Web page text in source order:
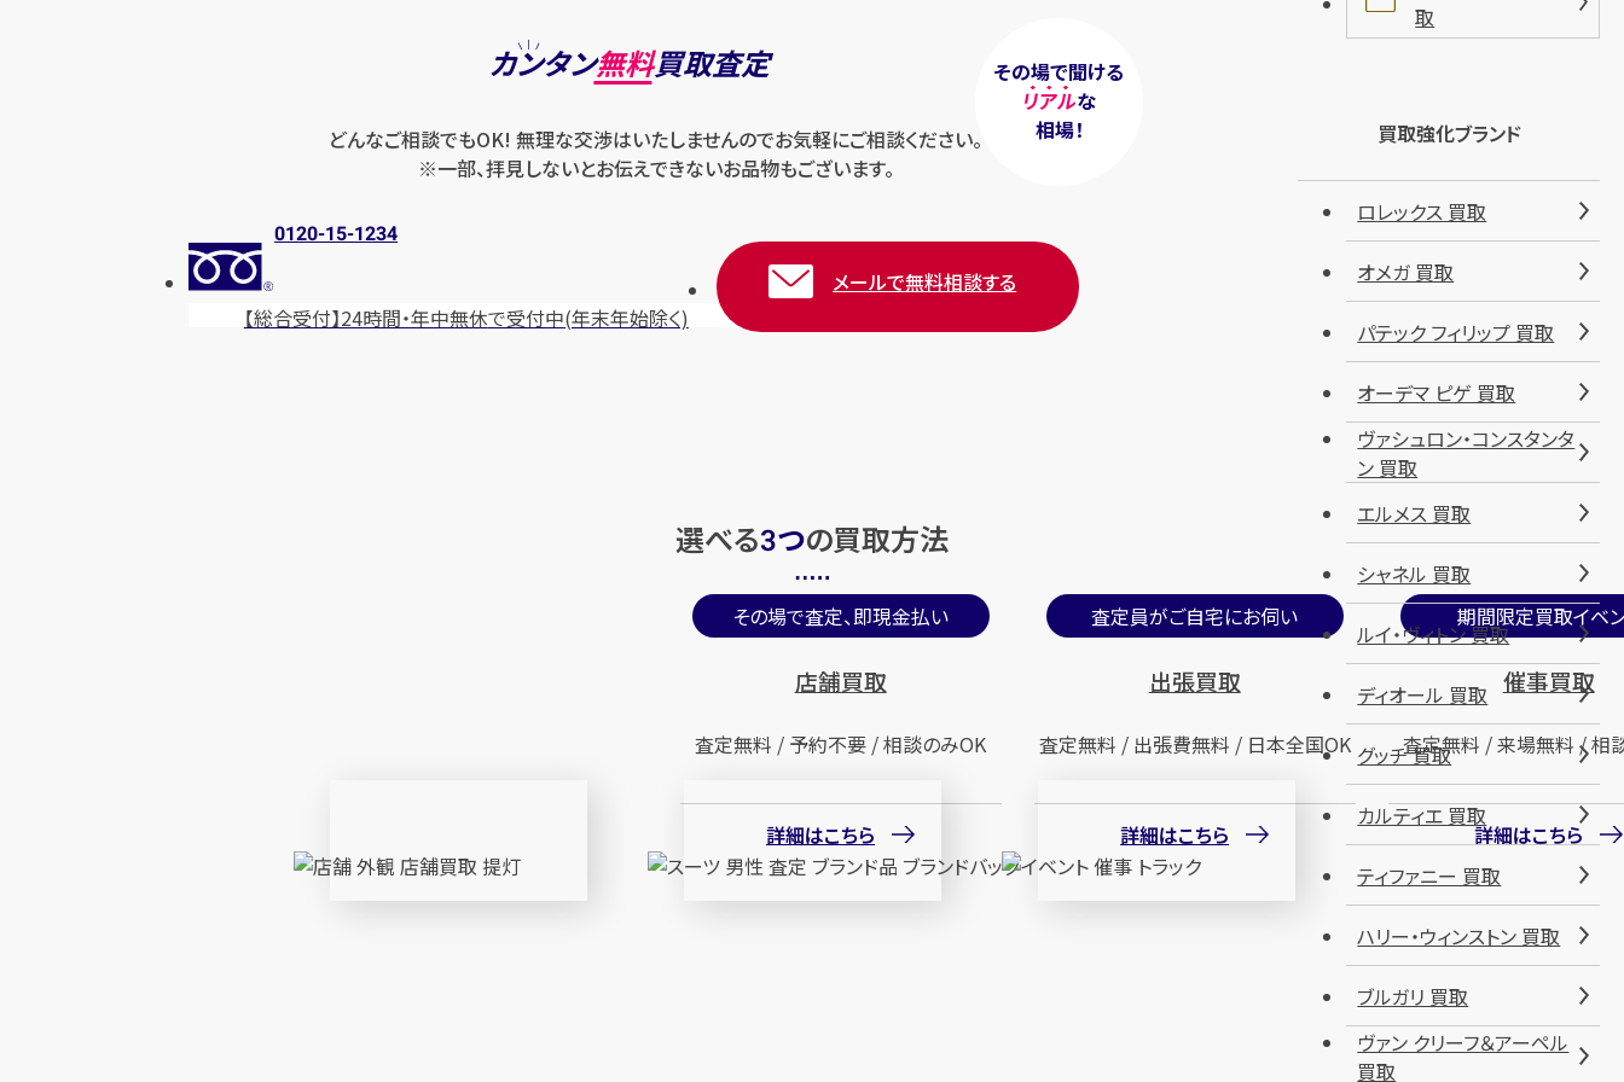
その場で聞ける
リアルな
相場！
カンタン無料買取査定
どんなご相談でもOK! 無理な交渉はいたしませんのでお気軽にご相談ください。
※一部、拝見しないとお伝えできないお品物もございます。
0120-15-1234
【総合受付】24時間・年中無休で受付中(年末年始除く)
メールで無料相談する
選べる3つの買取方法
その場で査定、即現金払い
店舗買取
査定無料 / 予約不要 / 相談のみOK
詳細はこちら
査定員がご自宅にお伺い
出張買取
査定無料 / 出張費無料 / 日本全国OK
詳細はこちら
期間限定買取イベ
催事買取
査定無料 / 来場無料 / 相
詳細はこちら
取
買取強化ブランド
ロレックス 買取
オメガ 買取
パテック フィリップ 買取
オーデマ ピゲ 買取
ヴァシュロン・コンスタンタ
ン 買取
エルメス 買取
シャネル 買取
ルイ・ヴィトン 買取
ディオール 買取
グッチ 買取
カルティエ 買取
ティファニー 買取
ハリー・ウィンストン 買取
ブルガリ 買取
ヴァン クリーフ＆アーペル
買取